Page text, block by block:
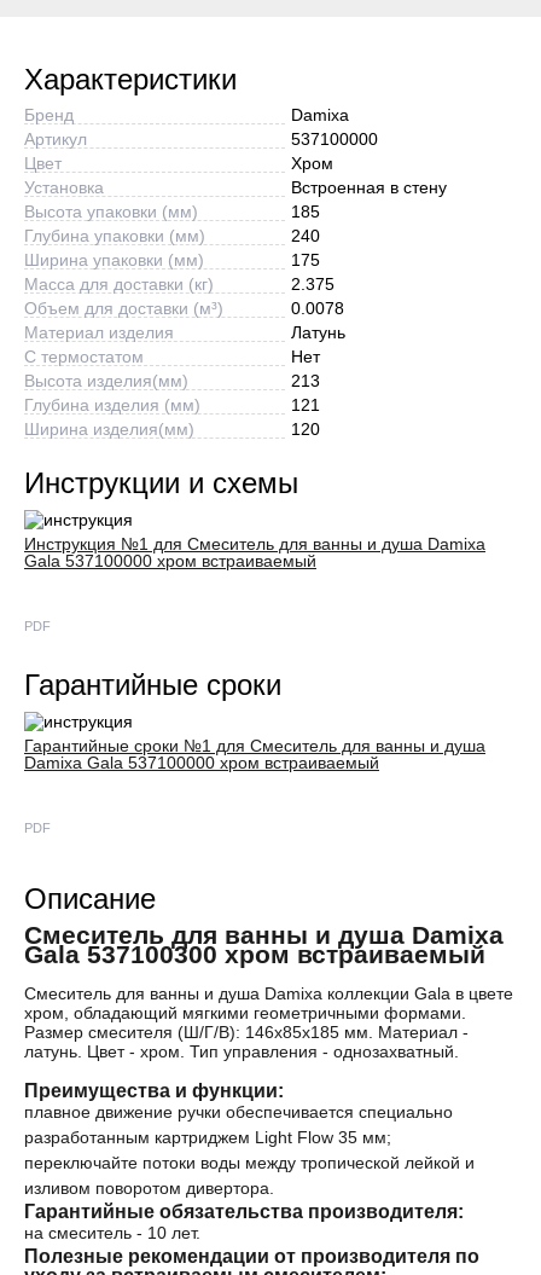
Характеристики
Бренд
Damixa
Артикул
537100000
Цвет
Хром
Установка
Встроенная в стену
Высота упаковки (мм)
185
Глубина упаковки (мм)
240
Ширина упаковки (мм)
175
Масса для доставки (кг)
2.375
Объем для доставки (м³)
0.0078
Материал изделия
Латунь
С термостатом
Нет
Высота изделия(мм)
213
Глубина изделия (мм)
121
Ширина изделия(мм)
120
Инструкции и схемы
Инструкция №1 для Смеситель для ванны и душа Damixa
Gala 537100000 хром встраиваемый
PDF
Гарантийные сроки
Гарантийные сроки №1 для Смеситель для ванны и душа
Damixa Gala 537100000 хром встраиваемый
PDF
Описание
Смеситель для ванны и душа Damixa
Gala 537100300 хром встраиваемый
Смеситель для ванны и душа Damixa коллекции Gala в цвете
хром, обладающий мягкими геометричными формами.
Размер смесителя (Ш/Г/В): 146x85x185 мм. Материал -
латунь. Цвет - хром. Тип управления - однозахватный.
Преимущества и функции:
плавное движение ручки обеспечивается специально
разработанным картриджем Light Flow 35 мм;
переключайте потоки воды между тропической лейкой и
изливом поворотом дивертора.
Гарантийные обязательства производителя:
на смеситель - 10 лет.
Полезные рекомендации от производителя по